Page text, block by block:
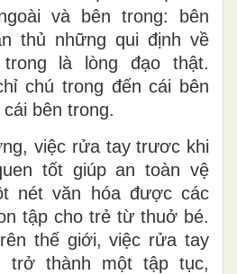
và bên trong: bên
thủ những qui định về
là lòng đạo thật.
chú trong đến cái bên
bên trong.
việc rửa tay trươc khi
tốt giúp an toàn vệ
nét văn hóa được các
tập cho trẻ từ thuở bé.
thế giới, việc rửa tay
thành một tập tục,